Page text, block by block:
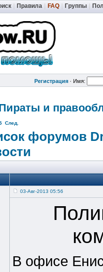
Правила FAQ Группы
Регистрация · Имя:
и
След.
форумов
03-Авг-2013 05:56
В офисе